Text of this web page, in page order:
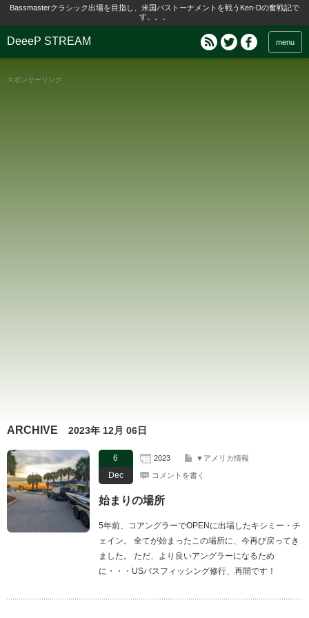
Bassmasterクラシック出場を目指し、米国バストーナメントを戦うKen-Dの奮戦記で
す。。。
DeeeP STREAM menu
スポンサーリンク
ARCHIVE 2023年 12月 06日
6
Dec
2023 ▼アメリカ情報
コメントを書く
始まりの場所
5年前、コアングラーでOPENに出場したキシミー・チ
ェイン。 全てが始まったこの場所に、今再び戻ってき
ました。 ただ、より良いアングラーになるため
に・・・USバスフィッシング修行、再開です！